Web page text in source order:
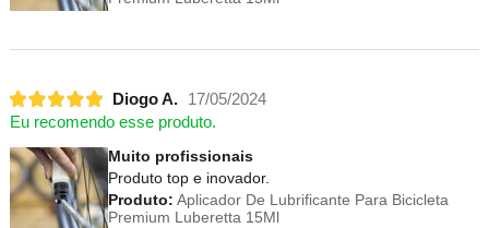
Diogo A.
17/05/2024
Eu recomendo esse produto.
Muito profissionais
Produto top e inovador.
Produto: Aplicador De Lubrificante Para Bicicleta
Premium Luberetta 15Ml